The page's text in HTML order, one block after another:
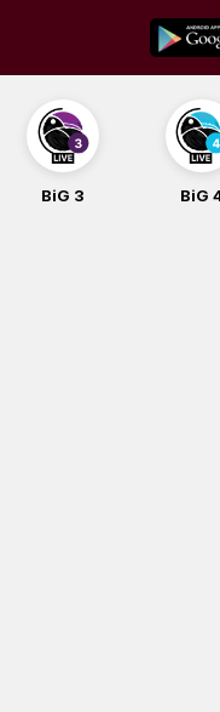
content
BiG 4 BiG